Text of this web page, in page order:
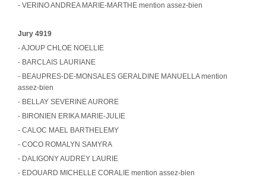
- VERINO ANDREA MARIE-MARTHE mention assez-bien
Jury 4919
- AJOUP CHLOE NOELLIE
- BARCLAIS LAURIANE
- BEAUPRES-DE-MONSALES GERALDINE MANUELLA mention
assez-bien
- BELLAY SEVERINE AURORE
- BIRONIEN ERIKA MARIE-JULIE
- CALOC MAEL BARTHELEMY
- COCO ROMALYN SAMYRA
- DALIGONY AUDREY LAURIE
- EDOUARD MICHELLE CORALIE mention assez-bien